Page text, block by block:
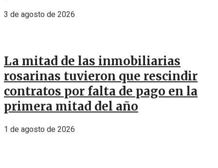
3 de agosto de 2026
La mitad de las inmobiliarias
rosarinas tuvieron que rescindir
contratos por falta de pago en la
primera mitad del año
1 de agosto de 2026